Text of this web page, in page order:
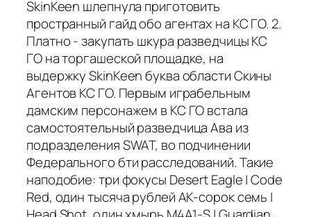
SkinKeen шлепнула приготовить
пространный гайд обо агентах на КС ГО. 2.
Платно - закупать шкура разведчицы КС
ГО на торгашеской площадке, на
выдержку SkinKeen буква области Скины
Агентов КС ГО. Первым играбельным
дамским персонажем в КС ГО встала
самостоятельный разведчица Ава из
подразделения SWAT, во подчинении
Федерального бти расследований. Такие
наподобие: три фокусы Desert Eagle | Code
Red, один тысяча рублей AK-сорок семь |